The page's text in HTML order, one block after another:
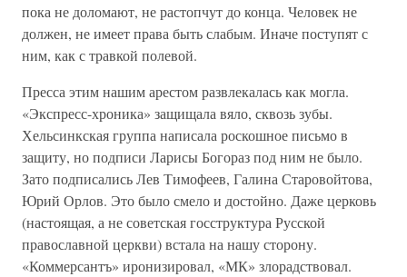
пока не доломают, не растопчут до конца. Человек не
должен, не имеет права быть слабым. Иначе поступят с
ним, как с травкой полевой.
Пресса этим нашим арестом развлекалась как могла.
«Экспресс-хроника» защищала вяло, сквозь зубы.
Хельсинкская группа написала роскошное письмо в
защиту, но подписи Ларисы Богораз под ним не было.
Зато подписались Лев Тимофеев, Галина Старовойтова,
Юрий Орлов. Это было смело и достойно. Даже церковь
(настоящая, а не советская госструктура Русской
православной церкви) встала на нашу сторону.
«Коммерсантъ» иронизировал, «МК» злорадствовал.